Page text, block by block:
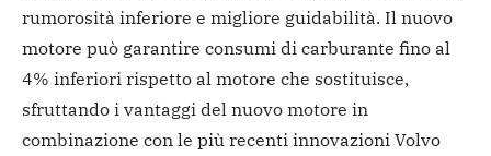
rumorosità inferiore e migliore guidabilità. Il nuovo
motore può garantire consumi di carburante fino al
4% inferiori rispetto al motore che sostituisce,
sfruttando i vantaggi del nuovo motore in
combinazione con le più recenti innovazioni Volvo